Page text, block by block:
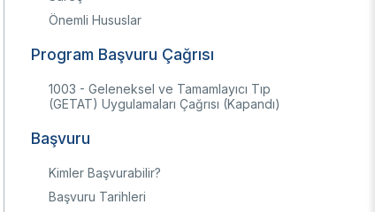
Ulusal Metroloji Enstitüsü (UME)
(UZAY)
Önemli Hususlar
Program Başvuru Çağrısı
1003 - Geleneksel ve Tamamlayıcı Tıp
(GETAT) Uygulamaları Çağrısı (Kapandı)
Başvuru
Kimler Başvurabilir?
Başvuru Tarihleri